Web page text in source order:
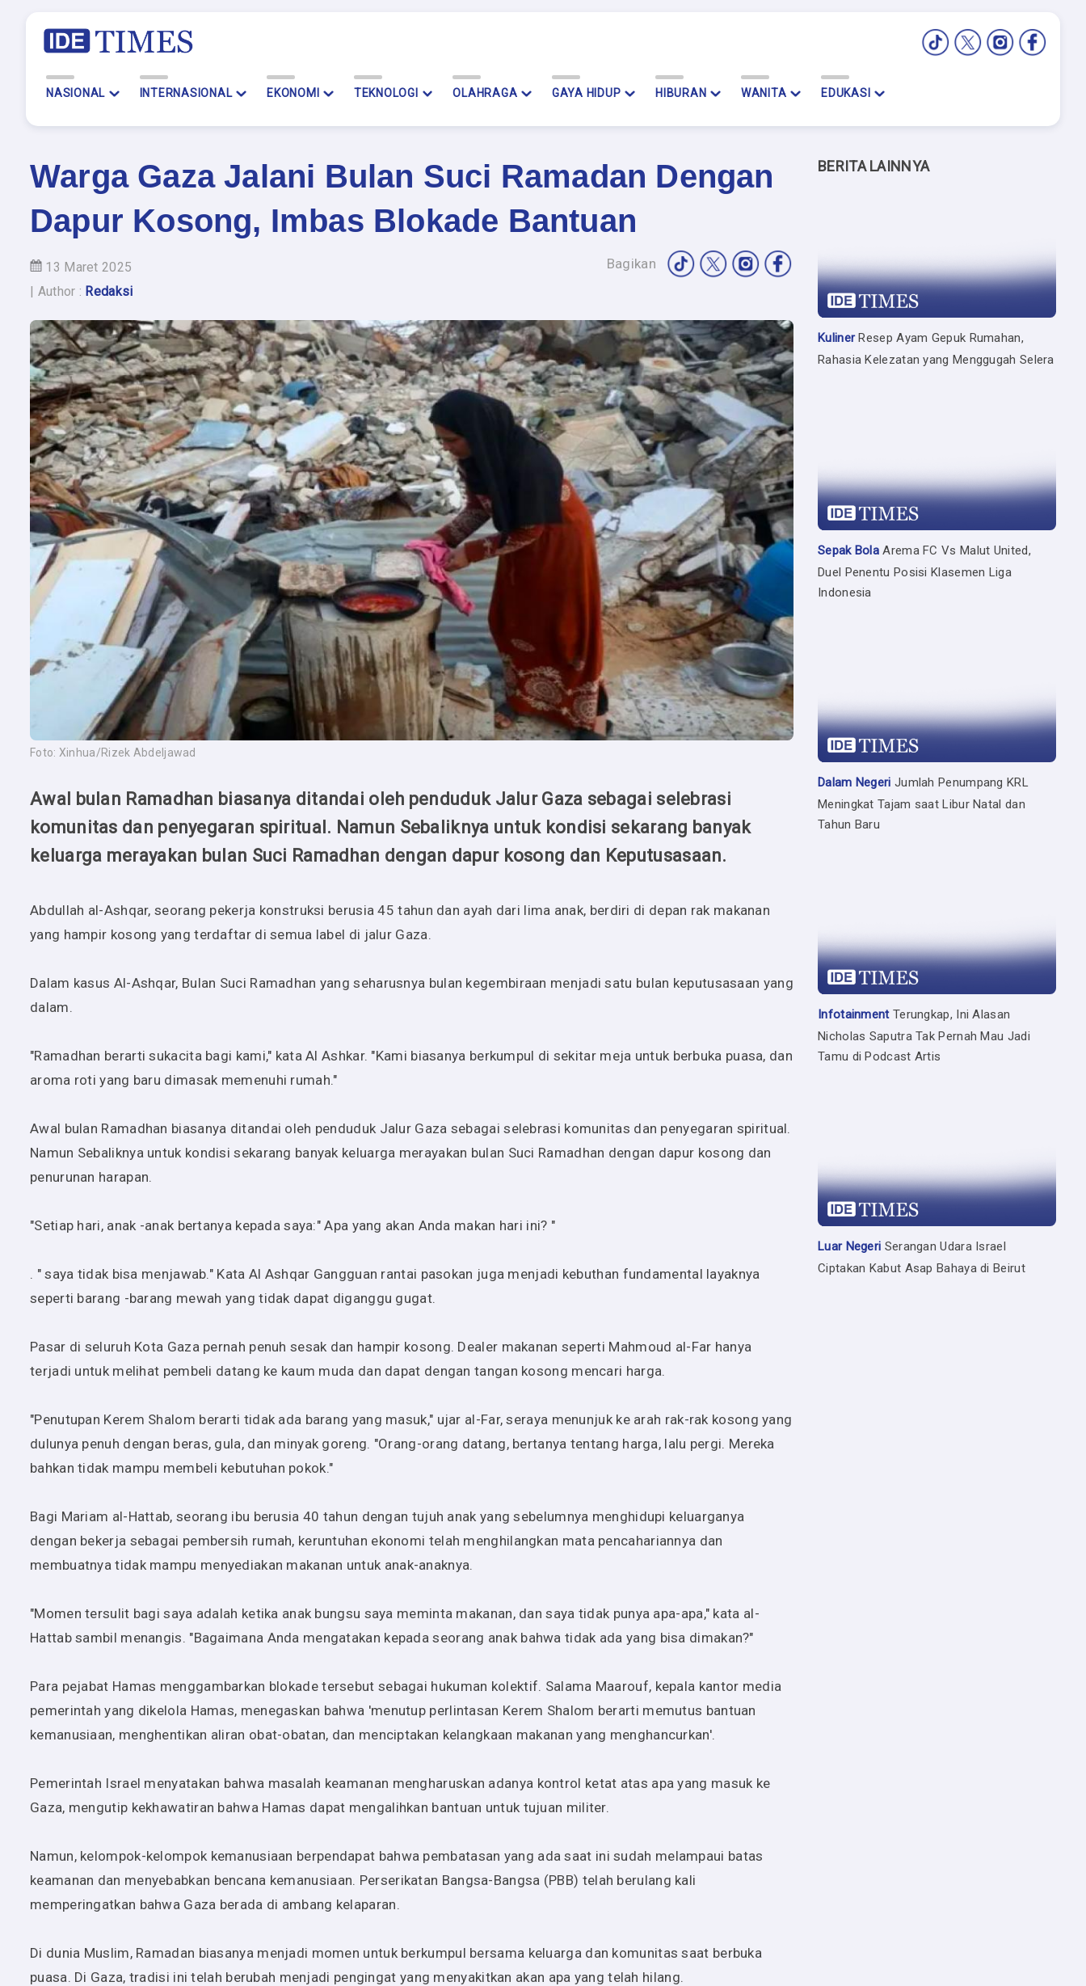
NASIONAL INTERNASIONAL EKONOMI TEKNOLOGI OLAHRAGA GAYA HIDUP HIBURAN WANITA EDUKASI
Warga Gaza Jalani Bulan Suci Ramadan Dengan
Dapur Kosong, Imbas Blokade Bantuan
Bagikan
13 Maret 2025
| Author : Redaksi
Foto: Xinhua/Rizek Abdeljawad
Awal bulan Ramadhan biasanya ditandai oleh penduduk Jalur Gaza sebagai selebrasi
komunitas dan penyegaran spiritual. Namun Sebaliknya untuk kondisi sekarang banyak
keluarga merayakan bulan Suci Ramadhan dengan dapur kosong dan Keputusasaan.
Abdullah al-Ashqar, seorang pekerja konstruksi berusia 45 tahun dan ayah dari lima anak, berdiri di depan rak makanan
yang hampir kosong yang terdaftar di semua label di jalur Gaza.
Dalam kasus Al-Ashqar, Bulan Suci Ramadhan yang seharusnya bulan kegembiraan menjadi satu bulan keputusasaan yang
dalam.
"Ramadhan berarti sukacita bagi kami," kata Al Ashkar. "Kami biasanya berkumpul di sekitar meja untuk berbuka puasa, dan
aroma roti yang baru dimasak memenuhi rumah."
Awal bulan Ramadhan biasanya ditandai oleh penduduk Jalur Gaza sebagai selebrasi komunitas dan penyegaran spiritual.
Namun Sebaliknya untuk kondisi sekarang banyak keluarga merayakan bulan Suci Ramadhan dengan dapur kosong dan
penurunan harapan.
"Setiap hari, anak -anak bertanya kepada saya:" Apa yang akan Anda makan hari ini? "
. " saya tidak bisa menjawab." Kata Al Ashqar Gangguan rantai pasokan juga menjadi kebuthan fundamental layaknya
seperti barang -barang mewah yang tidak dapat diganggu gugat.
Pasar di seluruh Kota Gaza pernah penuh sesak dan hampir kosong. Dealer makanan seperti Mahmoud al-Far hanya
terjadi untuk melihat pembeli datang ke kaum muda dan dapat dengan tangan kosong mencari harga.
"Penutupan Kerem Shalom berarti tidak ada barang yang masuk," ujar al-Far, seraya menunjuk ke arah rak-rak kosong yang
dulunya penuh dengan beras, gula, dan minyak goreng. "Orang-orang datang, bertanya tentang harga, lalu pergi. Mereka
bahkan tidak mampu membeli kebutuhan pokok."
Bagi Mariam al-Hattab, seorang ibu berusia 40 tahun dengan tujuh anak yang sebelumnya menghidupi keluarganya
dengan bekerja sebagai pembersih rumah, keruntuhan ekonomi telah menghilangkan mata pencahariannya dan
membuatnya tidak mampu menyediakan makanan untuk anak-anaknya.
"Momen tersulit bagi saya adalah ketika anak bungsu saya meminta makanan, dan saya tidak punya apa-apa," kata al-
Hattab sambil menangis. "Bagaimana Anda mengatakan kepada seorang anak bahwa tidak ada yang bisa dimakan?"
Para pejabat Hamas menggambarkan blokade tersebut sebagai hukuman kolektif. Salama Maarouf, kepala kantor media
pemerintah yang dikelola Hamas, menegaskan bahwa 'menutup perlintasan Kerem Shalom berarti memutus bantuan
kemanusiaan, menghentikan aliran obat-obatan, dan menciptakan kelangkaan makanan yang menghancurkan'.
Pemerintah Israel menyatakan bahwa masalah keamanan mengharuskan adanya kontrol ketat atas apa yang masuk ke
Gaza, mengutip kekhawatiran bahwa Hamas dapat mengalihkan bantuan untuk tujuan militer.
Namun, kelompok-kelompok kemanusiaan berpendapat bahwa pembatasan yang ada saat ini sudah melampaui batas
keamanan dan menyebabkan bencana kemanusiaan. Perserikatan Bangsa-Bangsa (PBB) telah berulang kali
memperingatkan bahwa Gaza berada di ambang kelaparan.
Di dunia Muslim, Ramadan biasanya menjadi momen untuk berkumpul bersama keluarga dan komunitas saat berbuka
puasa. Di Gaza, tradisi ini telah berubah menjadi pengingat yang menyakitkan akan apa yang telah hilang.
BERITA LAINNYA
KulinerResep Ayam Gepuk Rumahan,
Rahasia Kelezatan yang Menggugah Selera
Sepak Bola Arema FC Vs Malut United,
Duel Penentu Posisi Klasemen Liga
Indonesia
Dalam Negeri Jumlah Penumpang KRL
Meningkat Tajam saat Libur Natal dan
Tahun Baru
InfotainmentTerungkap, Ini Alasan
Nicholas Saputra Tak Pernah Mau Jadi
Tamu di Podcast Artis
Luar Negeri Serangan Udara Israel
Ciptakan Kabut Asap Bahaya di Beirut